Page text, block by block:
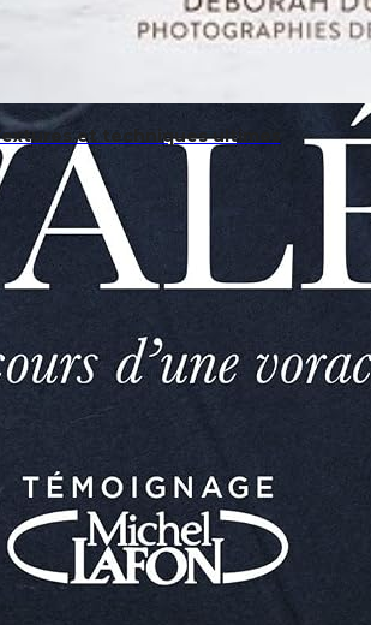
et techniques ultimes